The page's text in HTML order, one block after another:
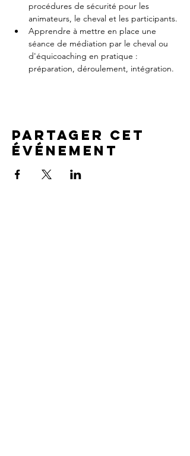
procédures de sécurité pour les
animateurs, le cheval et les participants.
Apprendre à mettre en place une
séance de médiation par le cheval ou
d'équicoaching en pratique :
préparation, déroulement, intégration.
Partager cet
événement